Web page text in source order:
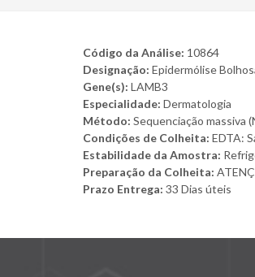
Código da Análise: 10864
Designação: Epidermólise
Gene(s): LAMB3
Especialidade: Dermatologia
Método: Sequenciação massiva
Condições de Colheita: EDTA:
Estabilidade da Amostra:
Preparação da Colheita:
Prazo Entrega: 33 Dias úteis